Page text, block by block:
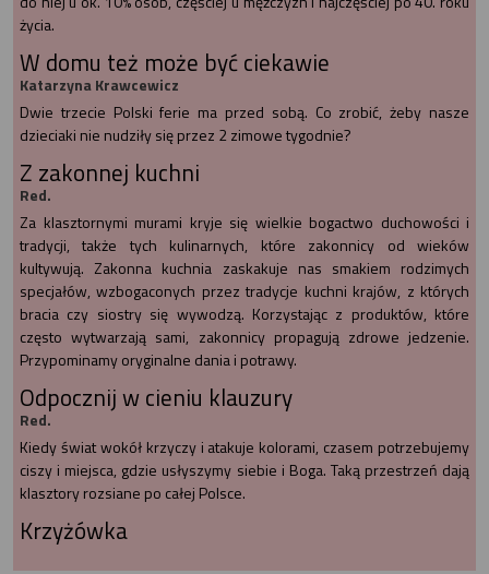
życia.
W domu też może być ciekawie
Katarzyna Krawcewicz
Dwie trzecie Polski ferie ma przed sobą. Co zrobić, żeby nasze
dzieciaki nie nudziły się przez 2 zimowe tygodnie?
Z zakonnej kuchni
Red.
Za klasztornymi murami kryje się wielkie bogactwo duchowości i
tradycji, także tych kulinarnych, które zakonnicy od wieków
kultywują. Zakonna kuchnia zaskakuje nas smakiem rodzimych
specjałów, wzbogaconych przez tradycje kuchni krajów, z których
bracia czy siostry się wywodzą. Korzystając z produktów, które
często wytwarzają sami, zakonnicy propagują zdrowe jedzenie.
Przypominamy oryginalne dania i potrawy.
Odpocznij w cieniu klauzury
Red.
Kiedy świat wokół krzyczy i atakuje kolorami, czasem potrzebujemy
ciszy i miejsca, gdzie usłyszymy siebie i Boga. Taką przestrzeń dają
klasztory rozsiane po całej Polsce.
Krzyżówka